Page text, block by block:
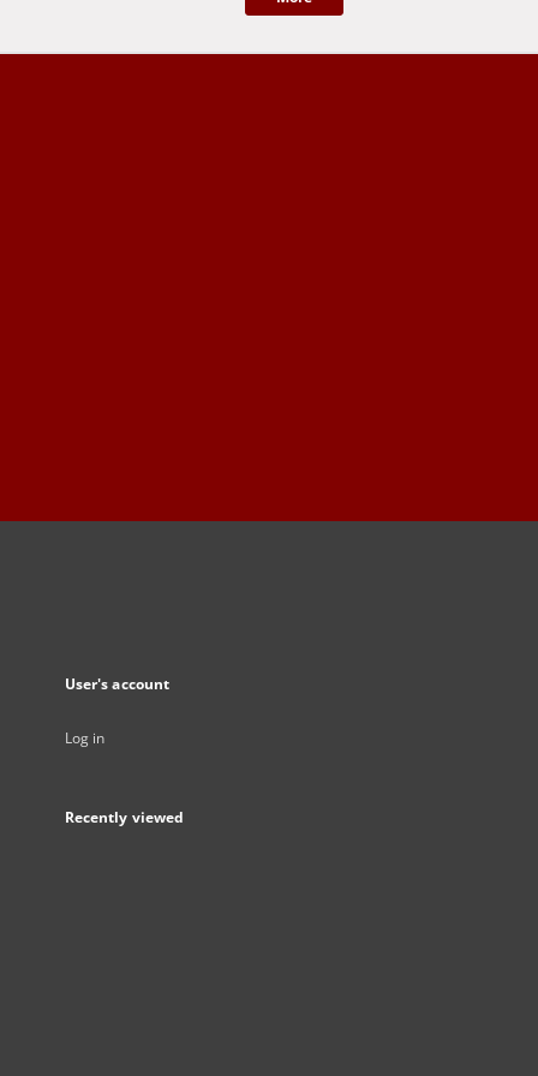
User's account
Log in
Recently viewed